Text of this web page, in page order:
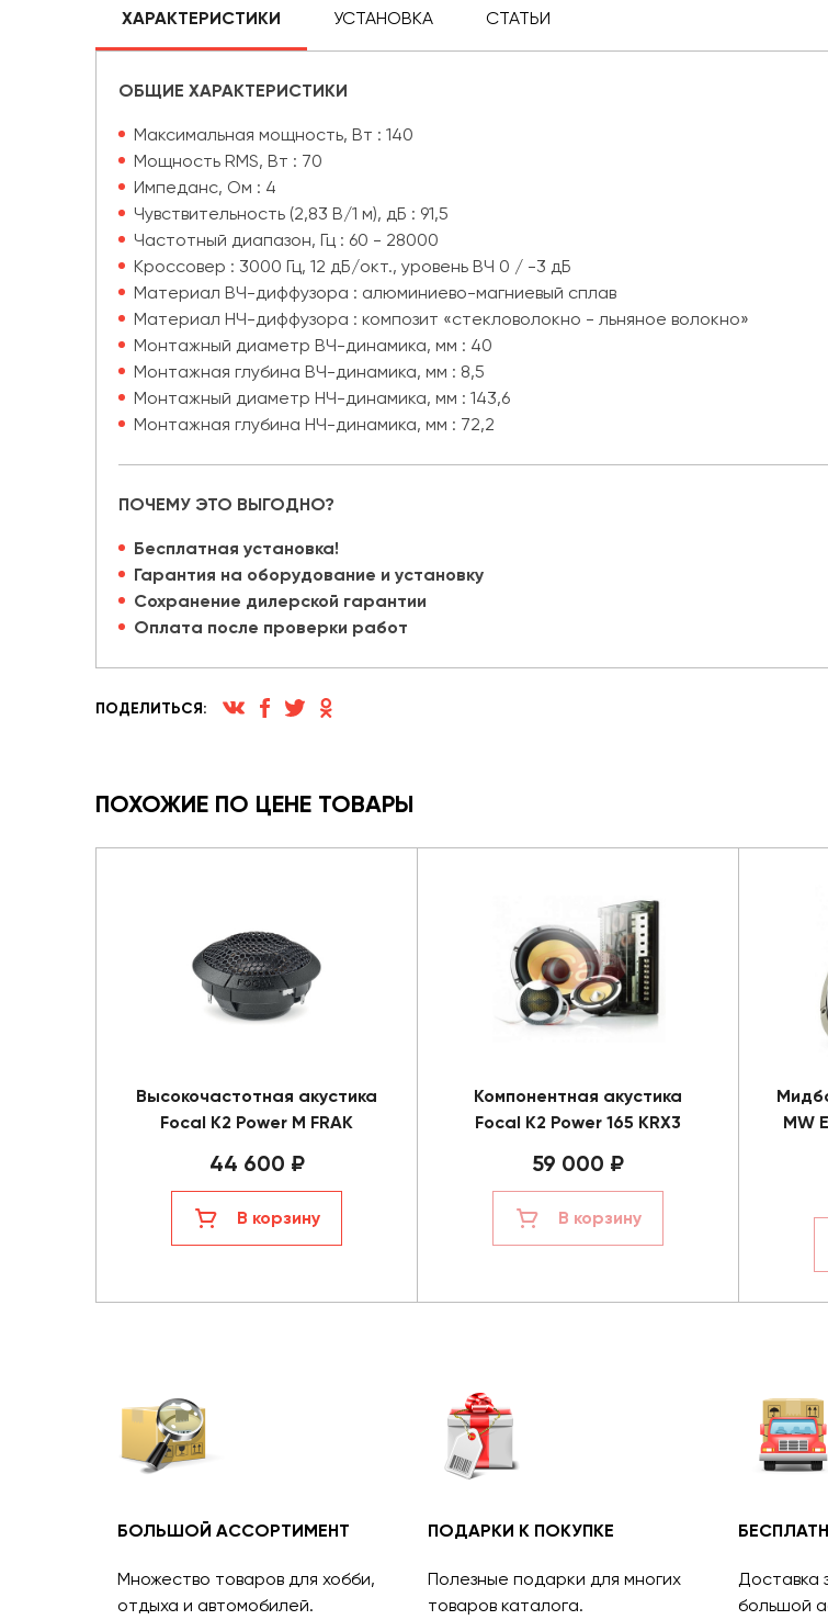
ХАРАКТЕРИСТИКИ УСТАНОВКА СТАТЬИ
ОБЩИЕ ХАРАКТЕРИСТИКИ
Максимальная мощность, Вт : 140
Мощность RMS, Вт : 70
Импеданс, Ом : 4
Чувствительность (2,83 В/1 м), дБ : 91,5
Частотный диапазон, Гц : 60 - 28000
Кроссовер : 3000 Гц, 12 дБ/окт., уровень ВЧ 0 / -3 дБ
Материал ВЧ-диффузора : алюминиево-магниевый сплав
Материал НЧ-диффузора : композит «стекловолокно - льняное волокно»
Монтажный диаметр ВЧ-динамика, мм : 40
Монтажная глубина ВЧ-динамика, мм : 8,5
Монтажный диаметр НЧ-динамика, мм : 143,6
Монтажная глубина НЧ-динамика, мм : 72,2
ПОЧЕМУ ЭТО ВЫГОДНО?
Бесплатная установка!
Гарантия на оборудование и установку
Сохранение дилерской гарантии
Оплата после проверки работ
ПОДЕЛИТЬСЯ:
ПОХОЖИЕ ПО ЦЕНЕ ТОВАРЫ
Высокочастотная акустика
Focal K2 Power M FRAK
44 600 ₽
В корзину
Компонентная акустика
Focal K2 Power 165 KRX3
59 000 ₽
В корзину
MW
БОЛЬШОЙ АССОРТИМЕНТ
Множество товаров для хобби,
отдыха и автомобилей.
ПОДАРКИ К ПОКУПКЕ
Полезные подарки для многих
товаров каталога.
Доставка
большой